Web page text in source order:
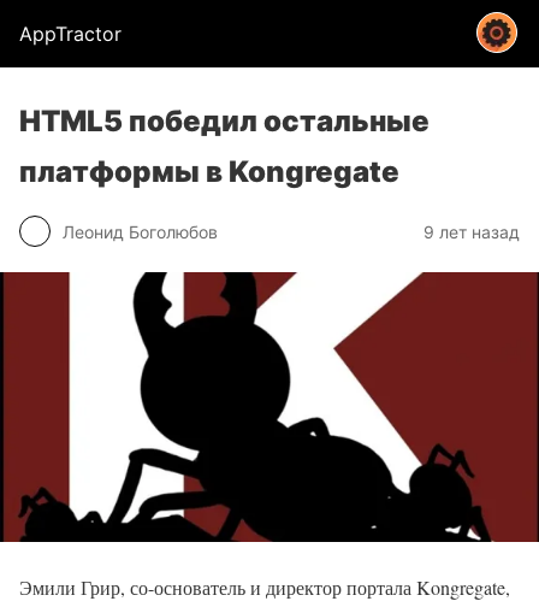
AppTractor
HTML5 победил остальные
платформы в Kongregate
Леонид Боголюбов 9 лет назад
Эмили Грир, со-основатель и директор портала Kongregate,